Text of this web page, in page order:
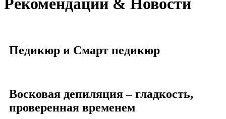
Педикюр и Смарт педикюр
Восковая депиляция – гладкость,
проверенная временем